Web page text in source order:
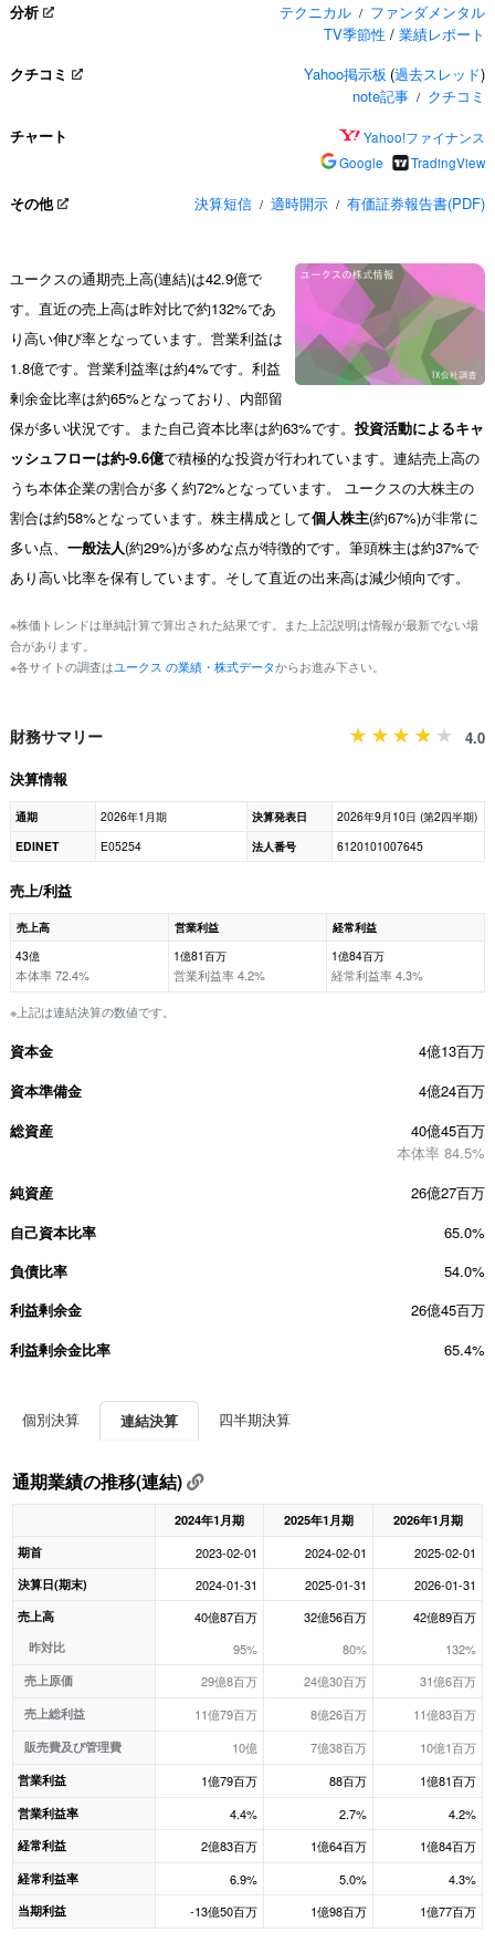
分析
テクニカル / ファンダメンタル
TV季節性 / 業績レポート
クチコミ
Yahoo掲示板 (過去スレッド)
note記事 / クチコミ
チャート
Yahoo!ファイナンス
Google
TradingView
その他 決算短信 / 適時開示 / 有価証券報告書(PDF)
ユークスの通期売上高(連結)は42.9億で
す。直近の売上高は昨対比で約132%であ
り高い伸び率となっています。営業利益は
1.8億です。営業利益率は約4%です。利益
剰余金比率は約65%となっており、内部留
保が多い状況です。また自己資本比率は約63%です。 投資活動によるキャ
ッシュフローは約-9.6億で積極的な投資が行われています。連結売上高の
うち本体企業の割合が多く約72%となっています。 ユークスの大株主の
割合は約58%となっています。株主構成として個人株主(約67%)が非常に
多い点、 一般法人(約29%)が多めな点が特徴的です。筆頭株主は約37%で
あり高い比率を保有しています。そして直近の出来高は減少傾向です。
※株価トレンドは単純計算で算出された結果です。また上記説明は情報が最新でない場
合があります。
※各サイトの調査はユークス の業績・株式データからお進み下さい。
財務サマリー
4.0
決算情報
通期 2026年1月期 決算発表日
2026年9月10日 (第2四半期)
EDINET
E05254 法人番号 6120101007645
売上/利益
売上高 営業利益
経常利益
43億
本体率 72.4%
1億81百万
営業利益率 4.2%
1億84百万
経常利益率 4.3%
※上記は連結決算の数値です。
資本金
4億13百万
資本準備金
4億24百万
総資産
40億45百万
本体率 84.5%
純資産
26億27百万
自己資本比率
65.0%
負債比率
54.0%
利益剰余金
26億45百万
利益剰余金比率
65.4%
個別決算 連結決算 四半期決算
通期業績の推移(連結)
2024年1月期 2025年1月期
2026年1月期
期首
2023-02-01 2024-02-01 2025-02-01
決算日(期末) 2024-01-31 2025-01-31 2026-01-31
売上高
昨対比
40億87百万
95%
32億56百万
80%
42億89百万
132%
売上原価 29億8百万 24億30百万 31億6百万
売上総利益 11億79百万 8億26百万 11億83百万
販売費及び管理費 10億 7億38百万 10億1百万
営業利益 1億79百万 88百万 1億81百万
営業利益率 4.4% 2.7% 4.2%
経常利益 2億83百万 1億64百万 1億84百万
経常利益率 6.9% 5.0% 4.3%
当期利益 -13億50百万 1億98百万 1億77百万